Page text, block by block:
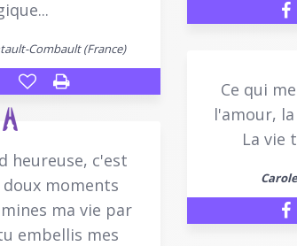
Combault (France)
Ce qui
l'amour,
La vie
Carole
heureuse, c'est
moments
ma vie par
embellis mes